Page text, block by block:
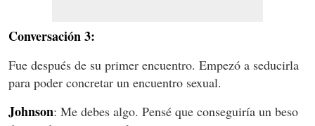
Conversación 3:
Fue después de su primer encuentro. Empezó a seducirla
para poder concretar un encuentro sexual.
Johnson: Me debes algo. Pensé que conseguiría un beso